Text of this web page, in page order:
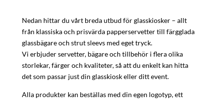
Nedan hittar du vårt breda utbud för glasskiosker – allt
från klassiska och prisvärda papperservetter till färgglada
glassbägare och strut sleevs med eget tryck.
Vi erbjuder servetter, bägare och tillbehör i flera olika
storlekar, färger och kvaliteter, så att du enkelt kan hitta
det som passar just din glasskiosk eller ditt event.
Alla produkter kan beställas med din egen logotyp, ett